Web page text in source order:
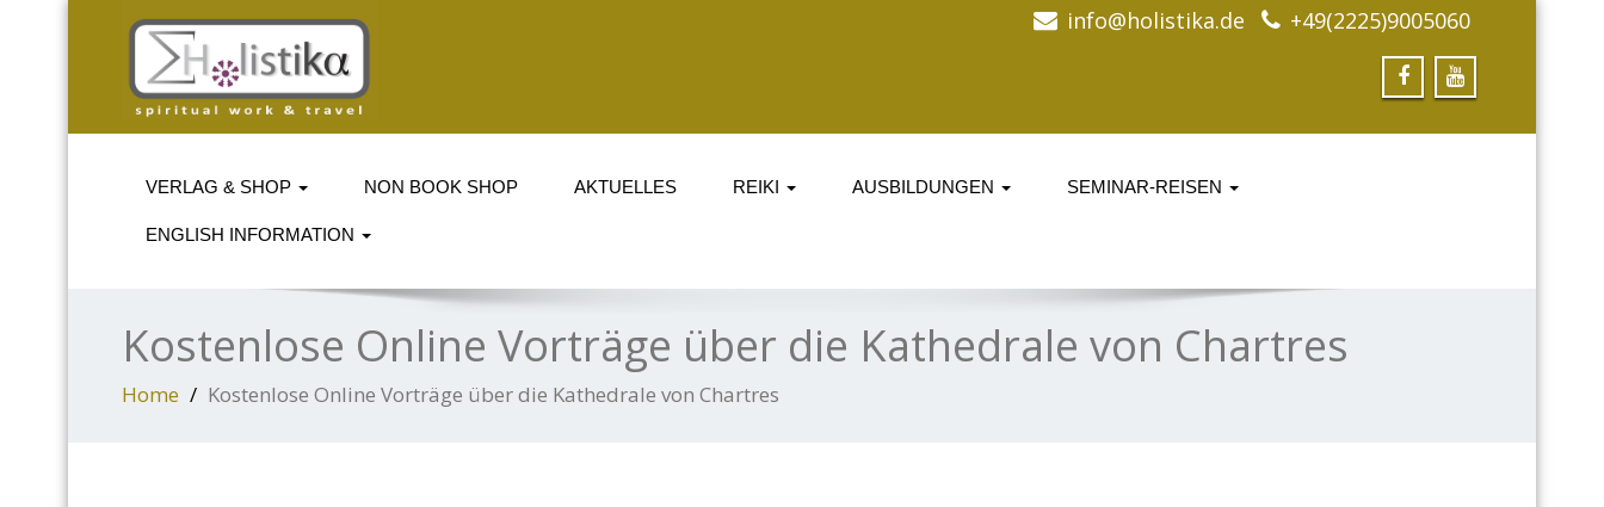
info@holistika.de +49(2225)9005060
VERLAG & SHOP NON BOOK SHOP AKTUELLES REIKI AUSBILDUNGEN SEMINAR-REISEN
ENGLISH INFORMATION
Kostenlose Online Vorträge über die Kathedrale von Chartres
Home Kostenlose Online Vorträge über die Kathedrale von Chartres